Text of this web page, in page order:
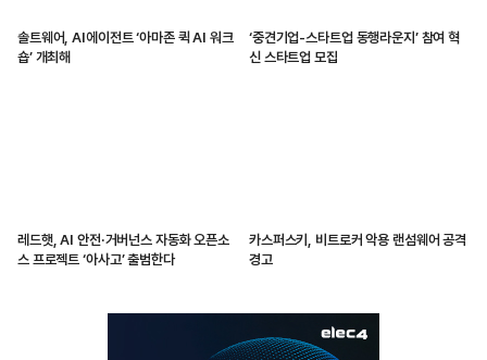
솔트웨어, AI에이전트 ‘아마존 퀵 AI 워크
숍’ 개최해
‘중견기업-스타트업 동행라운지’ 참여 혁
신 스타트업 모집
레드햇, AI 안전·거버넌스 자동화 오픈소
스 프로젝트 ‘아사고’ 출범한다
카스퍼스키, 비트로커 악용 랜섬웨어 공격
경고